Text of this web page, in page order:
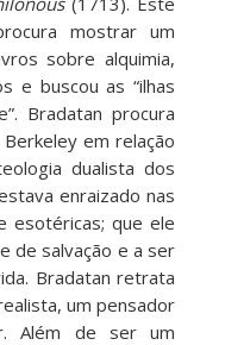
mostrar um
sobre alquimia,
e buscou as “ilhas
Bradatan procura
em relação
dualista dos
enraizado nas
esotéricas; que ele
de salvação e a ser
Bradatan retrata
um pensador
Além de ser um